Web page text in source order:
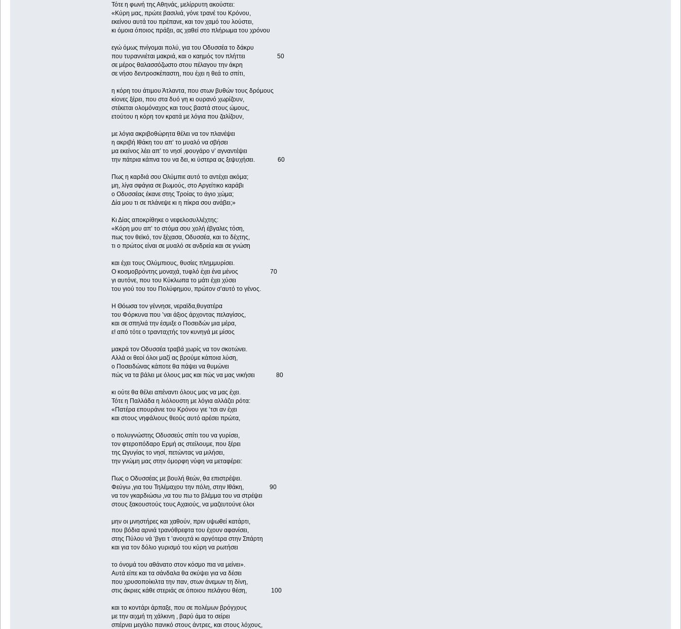
Τότε η φωνή της Αθηνάς, μελίρρυτη ακούστει:
«Κύρη μας, πρώτε βασιλιά, γόνε τρανέ του Κρόνου,
εκείνου αυτά του πρέπανε, και τον χαμό του λούστει,
κι όμοια όποιος πράξει, ας χαθεί στο πλήρωμα του χρόνου
εγώ όμως πνίγομαι πολύ, για του Οδυσσέα το δάκρυ
που τυραννιέται μακριά, και ο καημός τον πλήττει 50
σε μέρος θαλασσόζωστο στου πέλαγου την άκρη
σε νήσο δεντροσκέπαστη, που έχει η θεά το σπίτι,
η κόρη του άτιμου Άτλαντα, που στων βυθών τους δρόμους
κίονες ξέρει, που στα δυό γη κι ουρανό χωρίζουν,
στέκεται ολομόναχος και τους βαστά στους ώμους,
ετούτου η κόρη τον κρατά με λόγια που ζαλίζουν,
με λόγια ακριβοθώρητα θέλει να τον πλανέψει
η ακριβή Ιθάκη του απ’ το μυαλό να σβήσει
μα εκείνος λέει απ’ το νησί ,φουγάρο ν’ αγναντέψει
την πάτρια κάπνα του να δει, κι ύστερα ας ξεψυχήσει. 60
Πως η καρδιά σου Ολύμπιε αυτό το αντέχει ακόμα;
μη, λίγα σφάγια σε βωμούς, στο Αργείτικο καράβι
ο Οδυσσέας έκανε στης Τροίας το άγιο χώμα;
Δία μου τι σε πλάνεψε κι η πίκρα σου ανάβει;»
Κι Δίας αποκρίθηκε ο νεφελοσυλλέχτης:
«Κόρη μου απ’ το στόμα σου χολή έβγαλες τόση,
πως τον θεϊκό, τον ξέχασα, Οδυσσέα, και το δέχτης,
τι ο πρώτος είναι σε μυαλό σε ανδρεία και σε γνώση
και έχει τους Ολύμπιους, θυσίες πλημμυρίσει.
Ο κοσμοβρόντης μοναχά, τυφλό έχει ένα μένος 70
γι αυτόνε, που του Κύκλωπα το μάτι έχει χύσει
του γιού του του Πολύφημου, πρώτον σ’αυτό το γένος.
Η Θόωσα τον γέννησε, νεραϊδα,θυγατέρα
του Φόρκυνα που ’ναι άξιος άρχοντας πελαγίσος,
και σε σπηλιά την έσμιξε ο Ποσειδών μια μέρα,
ε! από τότε ο τρανταχτής τον κυνηγά με μίσος
μακρά τον Οδυσσέα τραβά χωρίς να τον σκοτώνει.
Αλλά οι θεοί όλοι μαζί ας βρούμε κάποια λύση,
ο Ποσειδώνας κάποτε θα πάψει να θυμώνει
πώς να τα βάλει με όλους μας και πώς να μας νικήσει 80
κι ούτε θα θέλει απέναντι όλους μας να μας έχει.
Τότε η Παλλάδα η λιόλουστη με λόγια αλλάζει ρότα:
«Πατέρα επουράνιε του Κρόνου γιε ’τσι αν έχει
και στους νηφάλιους θεούς αυτό αρέσει πρώτα,
ο πολυγνώστης Οδυσσεύς σπίτι του να γυρίσει,
τον φτεροπόδαρο Ερμή ας στείλουμε, που ξέρει
της Ωγυγίας το νησί, πετώντας να μιλήσει,
την γνώμη μας στην όμορφη νύφη να μεταφέρει:
Πως ο Οδυσσέας με βουλή θεών, θα επιστρέψει.
Φεύγω ,για του Τηλέμαχου την πόλη, στην Ιθάκη, 90
να τον γκαρδιώσω ,να του πω το βλέμμα του να στρέψει
στους ξακουστούς τους Αχαιούς, να μαζευτούνε όλοι
μην οι μνηστήρες και χαθούν, πριν υψωθεί κατάρτι,
που βόδια αρνιά τρανόθρεφτα του έχουν αφανίσει,
στης Πύλου νά ’βγει τ ’ανοιχτά κι αργότερα στην Σπάρτη
και για τον δόλιο γυρισμό του κύρη να ρωτήσει
το όνομά του αθάνατο στον κόσμο πια να μείνει».
Αυτά είπε και τα σάνδαλα θα σκύψει για να δέσει
που χρυσοποίκιλτα την παν, στων άνεμων τη δίνη,
στις άκριες κάθε στεριάς σε όποιου πελάγου θέση, 100
και το κοντάρι άρπαξε, που σε πολέμων βρόγχους
με την αιχμή τη χάλκινη , βαρύ άμα το σείρει
σπέρνει μεγάλο πανικό στους άντρες, και στους λόχους,